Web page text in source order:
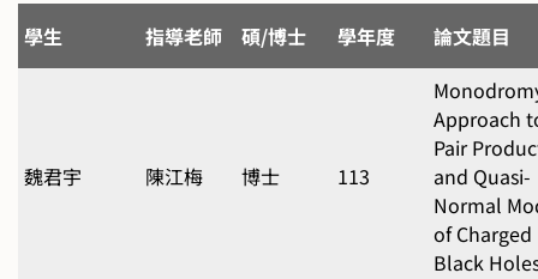
學生 指導老師 碩/博士 學年度 論文題目
魏君宇 陳江梅 博士 113
Approach
Pair
and Quasi-
Normal
of Charged
Black